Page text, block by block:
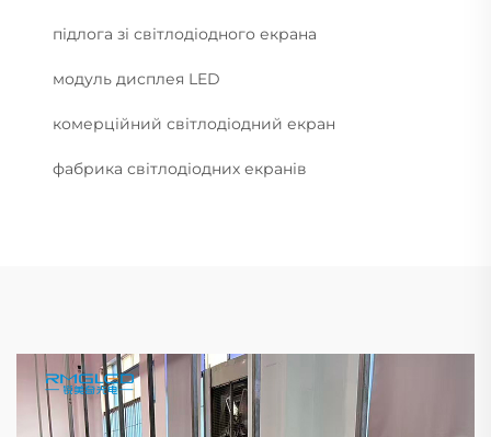
підлога зі світлодіодного екрана
модуль дисплея LED
комерційний світлодіодний екран
фабрика світлодіодних екранів